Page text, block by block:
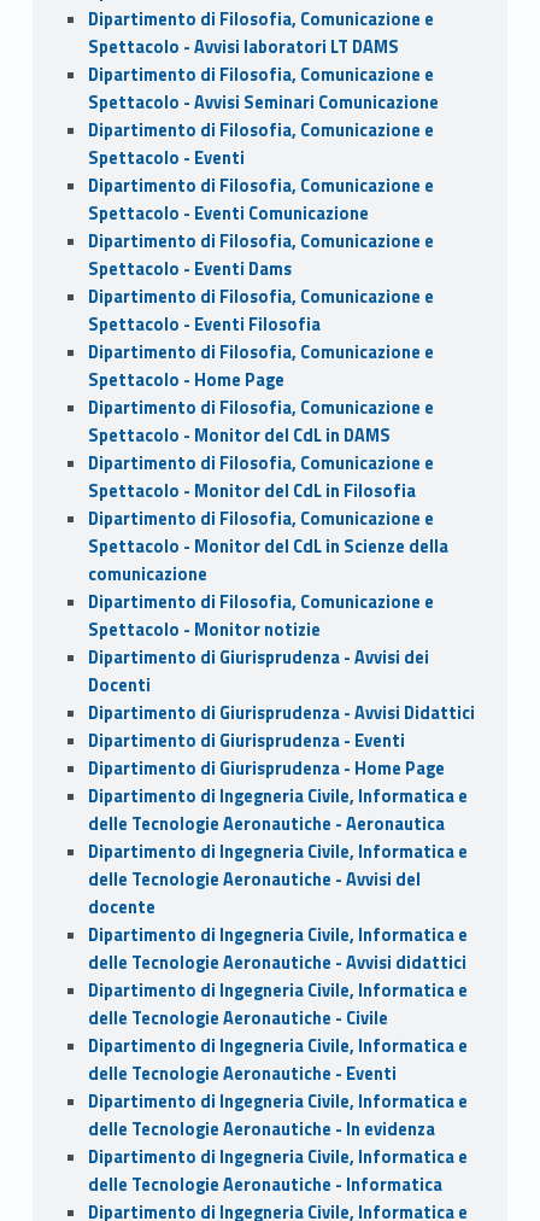
Dipartimento di Filosofia, Comunicazione e
Spettacolo - Avvisi laboratori LT DAMS
Dipartimento di Filosofia, Comunicazione e
Spettacolo - Avvisi Seminari Comunicazione
Dipartimento di Filosofia, Comunicazione e
Spettacolo - Eventi
Dipartimento di Filosofia, Comunicazione e
Spettacolo - Eventi Comunicazione
Dipartimento di Filosofia, Comunicazione e
Spettacolo - Eventi Dams
Dipartimento di Filosofia, Comunicazione e
Spettacolo - Eventi Filosofia
Dipartimento di Filosofia, Comunicazione e
Spettacolo - Home Page
Dipartimento di Filosofia, Comunicazione e
Spettacolo - Monitor del CdL in DAMS
Dipartimento di Filosofia, Comunicazione e
Spettacolo - Monitor del CdL in Filosofia
Dipartimento di Filosofia, Comunicazione e
Spettacolo - Monitor del CdL in Scienze della
comunicazione
Dipartimento di Filosofia, Comunicazione e
Spettacolo - Monitor notizie
Dipartimento di Giurisprudenza - Avvisi dei
Docenti
Dipartimento di Giurisprudenza - Avvisi Didattici
Dipartimento di Giurisprudenza - Eventi
Dipartimento di Giurisprudenza - Home Page
Dipartimento di Ingegneria Civile, Informatica e
delle Tecnologie Aeronautiche - Aeronautica
Dipartimento di Ingegneria Civile, Informatica e
delle Tecnologie Aeronautiche - Avvisi del
docente
Dipartimento di Ingegneria Civile, Informatica e
delle Tecnologie Aeronautiche - Avvisi didattici
Dipartimento di Ingegneria Civile, Informatica e
delle Tecnologie Aeronautiche - Civile
Dipartimento di Ingegneria Civile, Informatica e
delle Tecnologie Aeronautiche - Eventi
Dipartimento di Ingegneria Civile, Informatica e
delle Tecnologie Aeronautiche - In evidenza
Dipartimento di Ingegneria Civile, Informatica e
delle Tecnologie Aeronautiche - Informatica
Dipartimento di Ingegneria Civile, Informatica e